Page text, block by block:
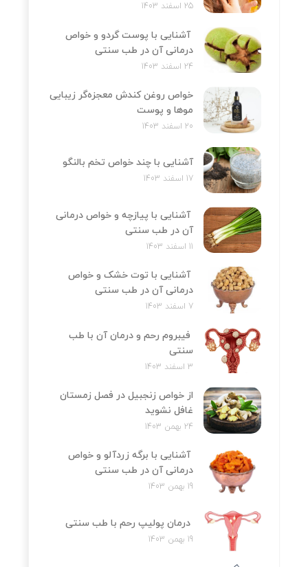
25 اسفند 1403
آشنایی با پوست گردو و خواص
درمانی آن در طب سنتی
24 اسفند 1403
خواص روغن کندش معجزه‌‌گر زیبایی
موها و پوست
20 اسفند 1403
آشنایی با چند خواص تخم بالنگو
17 اسفند 1403
آشنایی با پیازچه و خواص درمانی
آن در طب سنتی
11 اسفند 1403
آشنایی با توت خشک و خواص
درمانی آن در طب سنتی
7 اسفند 1403
فیبروم رحم و درمان آن با طب
سنتی
3 اسفند 1403
از خواص زنجبیل در فصل زمستان
غافل نشوید
24 بهمن 1403
آشنایی با برگه زردآلو و خواص
درمانی آن در طب سنتی
19 بهمن 1403
درمان پولیپ رحم با طب سنتی
19 بهمن 1403